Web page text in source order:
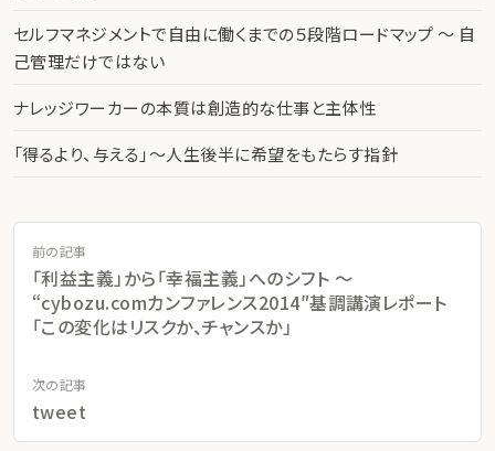
セルフマネジメントで自由に働くまでの５段階ロードマップ 〜 自
己管理だけではない
ナレッジワーカーの本質は創造的な仕事と主体性
「得るより、与える」〜人生後半に希望をもたらす指針
前の記事
「利益主義」から「幸福主義」へのシフト 〜
“cybozu.comカンファレンス2014″基調講演レポート
「この変化はリスクか、チャンスか」
次の記事
tweet